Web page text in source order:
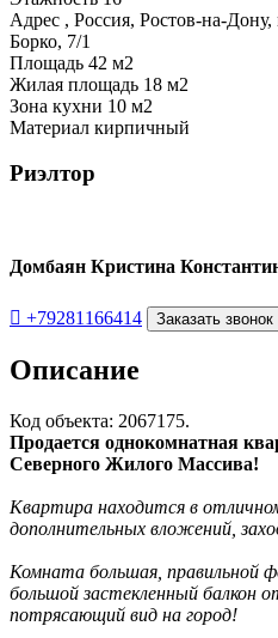
Адрес , Россия, Ростов-на-
Борко, 7/1
Площадь 42 м2
Жилая площадь 18 м2
Зона кухни 10 м2
Материал кирпичный
Риэлтор
Домбаян Кристина
 +79281166414 Заказать звонок
Описание
Код объекта: 2067175.
Продается однокомнатная
Северного Жилого Массива!
Квартира находится в
дополнительных вложений,
Комната большая, правильной
большой застекленный балкон
потрясающий вид на город!